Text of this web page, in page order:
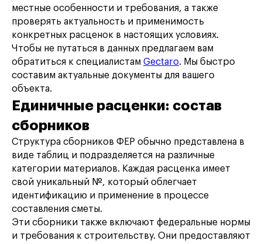
местные особенности и требования, а также
проверять актуальность и применимость
конкретных расценок в настоящих условиях.
Чтобы не путаться в данных предлагаем вам
обратиться к специалистам Gectaro. Мы быстро
составим актуальные документы для вашего
объекта.
Единичные расценки: состав
сборников
Структура сборников ФЕР обычно представлена в
виде таблиц и подразделяется на различные
категории материалов. Каждая расценка имеет
свой уникальный №, который облегчает
идентификацию и применение в процессе
составления сметы.
Эти сборники также включают федеральные нормы
и требования к строительству. Они предоставляют